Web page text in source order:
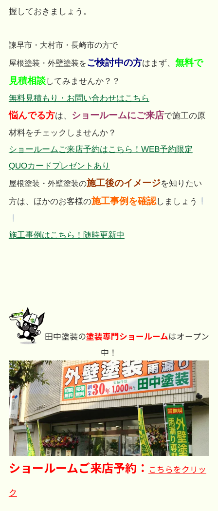
握しておきましょう。
諫早市・大村市・長崎市の方で
屋根塗装・外壁塗装をご検討中の方はまず、 無料で
見積相談してみませんか？？
無料見積もり・お問い合わせはこちら
悩んでる方は、 ショールームにご来店で施工の原
材料をチェックしませんか？
ショールームご来店予約はこちら！WEB予約限定
QUOカードプレゼントあり
屋根塗装・外壁塗装の施工後のイメージを知りたい
方は、ほかのお客様の施工事例を確認しましょう
施工事例はこちら！随時更新中
田中塗装の塗装専門ショールームはオープン
中！
ショールームご来店予約： こちらをクリッ
ク